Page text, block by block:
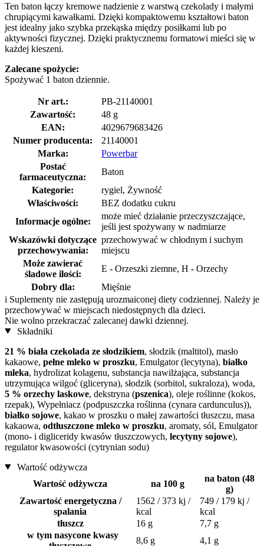
Ten baton łączy kremowe nadzienie z warstwą czekolady i małymi
chrupiącymi kawałkami. Dzięki kompaktowemu kształtowi baton
jest idealny jako szybka przekąska między posiłkami lub po
aktywności fizycznej. Dzięki praktycznemu formatowi mieści się w
każdej kieszeni.
Zalecane spożycie:
Spożywać 1 baton dziennie.
Nr art.:
PB-21140001
Zawartość:
48 g
EAN:
4029679683426
Numer producenta:
21140001
Marka:
Powerbar
Postać
farmaceutyczna:
Baton
Kategorie:
rygiel, Żywność
Właściwości:
BEZ dodatku cukru
Informacje ogólne:
może mieć działanie przeczyszczające,
jeśli jest spożywany w nadmiarze
Wskazówki dotyczące
przechowywania:
przechowywać w chłodnym i suchym
miejscu
Może zawierać
śladowe ilości:
E - Orzeszki ziemne, H - Orzechy
Dobry dla:
Mięśnie
i Suplementy nie zastępują urozmaiconej diety codziennej. Należy je
przechowywać w miejscach niedostępnych dla dzieci.
Nie wolno przekraczać zalecanej dawki dziennej.
Składniki
21 % biała czekolada ze słodzikiem, słodzik (maltitol), masło
kakaowe, pełne mleko w proszku, Emulgator (lecytyna), białko
mleka, hydrolizat kolagenu, substancja nawilżająca, substancja
utrzymująca wilgoć (gliceryna), słodzik (sorbitol, sukraloza), woda,
5 % orzechy laskowe, dekstryna (pszenica), oleje roślinne (kokos,
rzepak), Wypełniacz (podpuszczka roślinna (cynara cardunculus)),
białko sojowe, kakao w proszku o małej zawartości tłuszczu, masa
kakaowa, odtłuszczone mleko w proszku, aromaty, sól, Emulgator
(mono- i digliceridy kwasów tłuszczowych, lecytyny sojowe),
regulator kwasowości (cytrynian sodu)
Wartość odżywcza
Wartość odżywcza
na 100 g
na baton (48
g)
Zawartość energetyczna /
spalania
1562 / 373 kj /
kcal
749 / 179 kj /
kcal
tłuszcz
16 g
7,7 g
w tym nasycone kwasy
8,6 g 4,1 g